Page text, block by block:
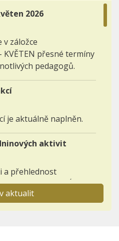
2026
v záložce
KVĚTEN přesné termíny
pedagogů.
je aktuálně naplněn.
aktivit
a přehlednost
AKTIVITY - NABÍDKA
aktualit